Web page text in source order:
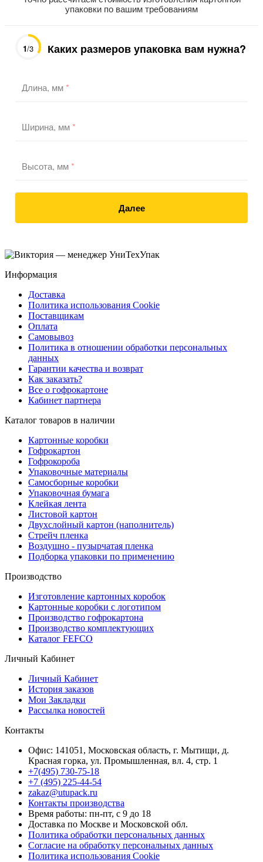
упаковки по вашим требованиям
1/3 Каких размеров упаковка вам нужна?
Длина, мм*
Ширина, мм*
Высота, мм*
Далее
Информация
Доставка
Политика использования Cookie
Поставщикам
Оплата
Самовывоз
Политика в отношении обработки персональных
данных
Гарантии качества и возврат
Как заказать?
Все о гофрокартоне
Кабинет партнера
Каталог товаров в наличии
Картонные коробки
Гофрокартон
Гофрокороба
Упаковочные материалы
Самосборные коробки
Упаковочная бумага
Клейкая лента
Листовой картон
Двухслойный картон (наполнитель)
Стрейч пленка
Воздушно - пузырчатая пленка
Подборка упаковки по применению
Производство
Изготовление картонных коробок
Картонные коробки с логотипом
Производство гофрокартона
Производство комплектующих
Каталог FEFCO
Личный Кабинет
Личный Кабинет
История заказов
Мои Закладки
Рассылка новостей
Контакты
Офис: 141051, Московская область, г. Мытищи, д.
Красная горка, ул. Промышленная, вл. 4, стр. 1
+7(495) 730-75-18
+7 (495) 225-44-54
zakaz@utupack.ru
Контакты производства
Время работы: пн-пт, с 9 до 18
Доставка по Москве и Московской обл.
Политика обработки персональных данных
Согласие на обработку персональных данных
Политика использования Cookie